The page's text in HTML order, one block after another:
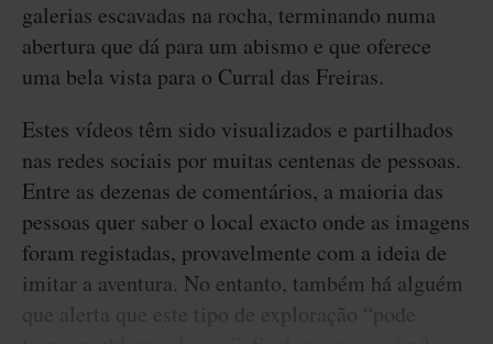
galerias escavadas na rocha, terminando numa
abertura que dá para um abismo e que oferece
uma bela vista para o Curral das Freiras.
Estes vídeos têm sido visualizados e partilhados
nas redes sociais por muitas centenas de pessoas.
Entre as dezenas de comentários, a maioria das
pessoas quer saber o local exacto onde as imagens
foram registadas, provavelmente com a ideia de
imitar a aventura. No entanto, também há alguém
que alerta que este tipo de exploração “pode